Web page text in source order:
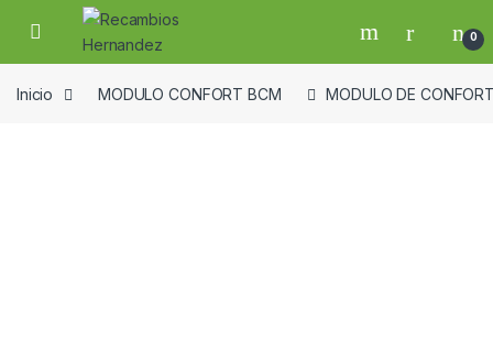
Skip to navigation
Skip to content
Open 0
Inicio MODULO CONFORT BCM MODULO DE